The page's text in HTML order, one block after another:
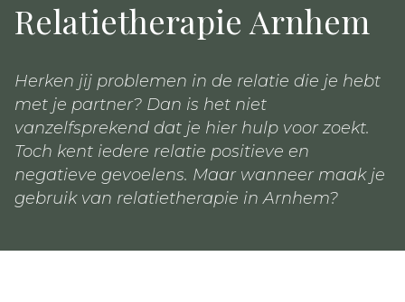
Relatietherapie Arnhem
Herken jij problemen in de relatie die je hebt
met je partner? Dan is het niet
vanzelfsprekend dat je hier hulp voor zoekt.
Toch kent iedere relatie positieve en
negatieve gevoelens. Maar wanneer maak je
gebruik van relatietherapie in Arnhem?